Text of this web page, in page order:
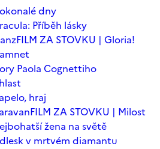
dny
Příběh lásky
FILM ZA STOVKU | Gloria!
Paola Cognettiho
hraj
FILM ZA STOVKU | Milost
žena na světě
v mrtvém diamantu